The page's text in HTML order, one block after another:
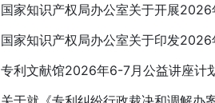
国家知识产权局办公室关于开展
国家知识产权局办公室关于印发
专利文献馆2026年6-7月公益讲座计